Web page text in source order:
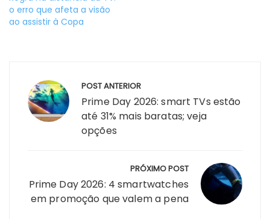
o erro que afeta a visão
ao assistir à Copa
de
Post
POST ANTERIOR
Prime Day 2026: smart TVs estão
até 31% mais baratas; veja
opções
PRÓXIMO POST
Prime Day 2026: 4 smartwatches
em promoção que valem a pena